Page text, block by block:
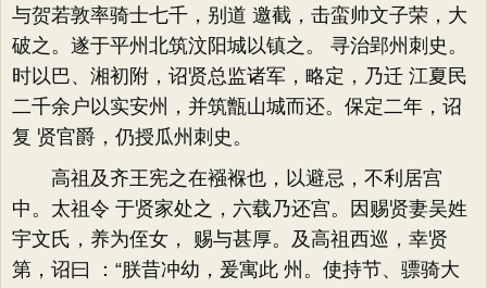
与贺若敦率骑士七千，别道 邀截，击蛮帅文子荣，大
破之。遂于平州北筑汶阳城以镇之。 寻治郢州刺史。
时以巴、湘初附，诏贤总监诸军，略定，乃迁 江夏民
二千余户以实安州，并筑甑山城而还。保定二年，诏
复 贤官爵，仍授瓜州刺史。
高祖及齐王宪之在襁褓也，以避忌，不利居宫
中。太祖令 于贤家处之，六载乃还宫。因赐贤妻吴姓
宇文氏，养为侄女， 赐与甚厚。及高祖西巡，幸贤
第，诏曰 ：“朕昔冲幼，爰寓此 州。使持节、骠骑大